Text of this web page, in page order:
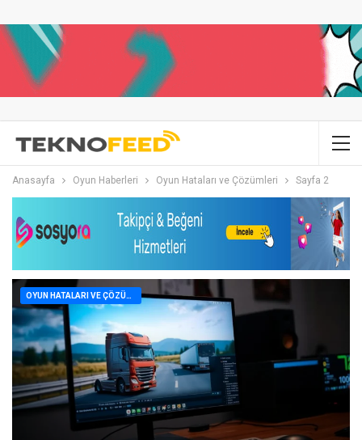
Anasayfa Oyun Haberleri Oyun Hataları ve Çözümleri Sayfa 2
OYUN HATALARI VE ÇÖZÜMLERI